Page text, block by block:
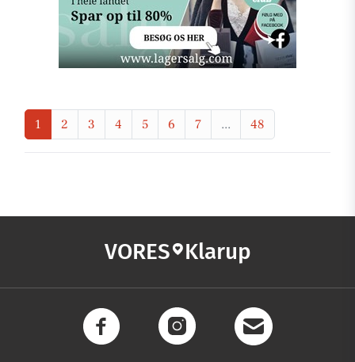
1 2 3 4 5 6 7 ... 48
VORES Klarup